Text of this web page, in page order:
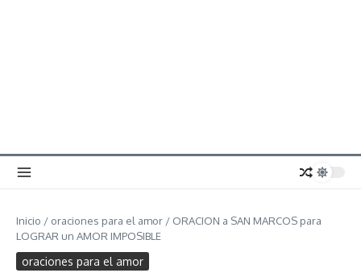
Inicio / oraciones para el amor / ORACION a SAN MARCOS para
LOGRAR un AMOR IMPOSIBLE
oraciones para el amor